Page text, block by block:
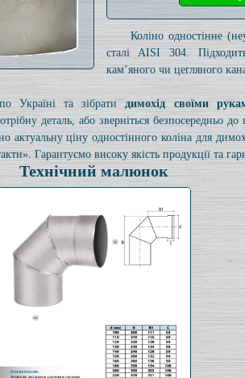
Коліно одностінне
сталі AISI 304.
кам’яного чи цегляного
Україні та зібратидимохід своїми
деталь, або зверніться безпосередньо
актуальну ціну одностінного коліна для
Гарантуємо високу якість продукції та
Технічний малюнок